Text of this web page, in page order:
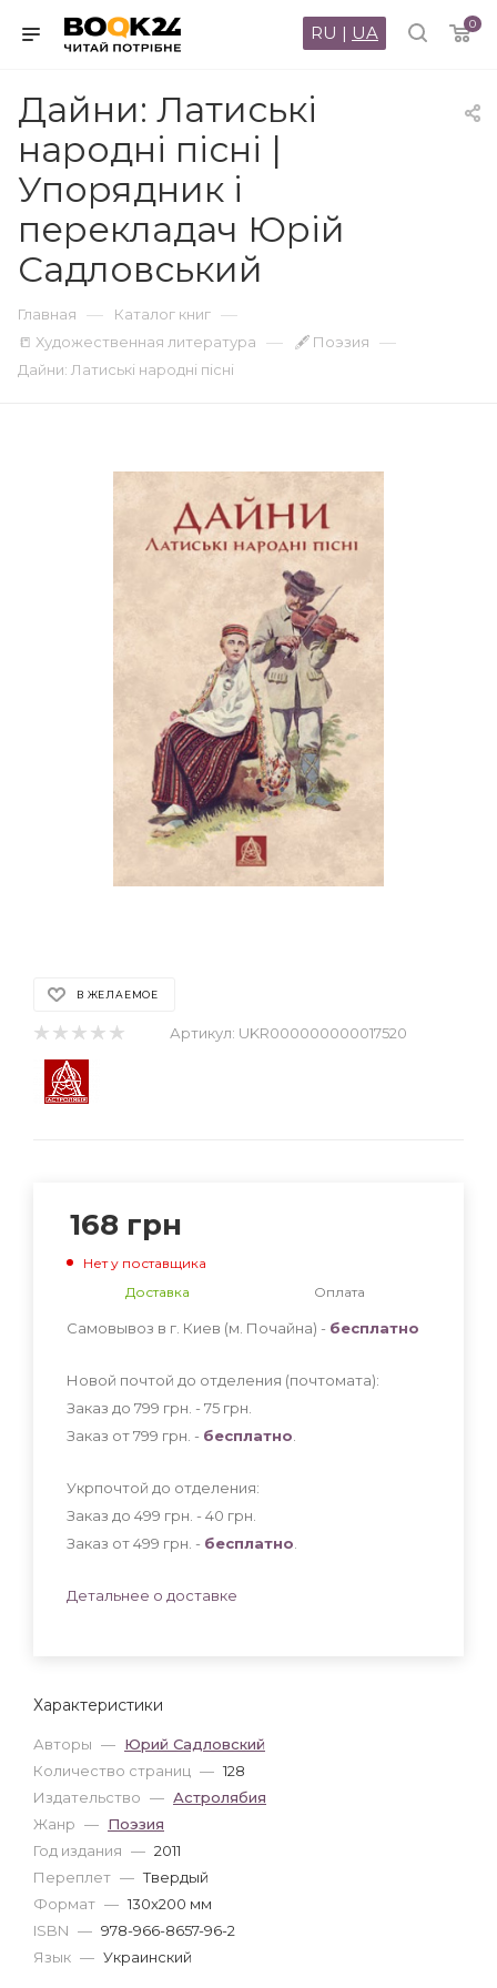
0
RU | UA
Дайни: Латиські
народні пісні |
Упорядник і
перекладач Юрій
Садловський
Главная — Каталог книг —
📒 Художественная литература — 🖋 Поэзия —
Дайни: Латиські народні пісні
В ЖЕЛАЕМОЕ
Артикул: UKR000000000017520
Характеристики
Авторы — Юрий Садловский
Количество страниц — 128
Издательство — Астролябия
Жанр — Поэзия
Год издания — 2011
Переплет — Твердый
Формат — 130x200 мм
ISBN — 978-966-8657-96-2
Язык — Украинский
168 грн
Нет у поставщика
Доставка
Оплата
Самовывоз в г. Киев (м. Почайна) - бесплатно
Новой почтой до отделения (почтомата):
Заказ до 799 грн. - 75 грн
Заказ от 799 грн. - бесплатно
Укрпочтой до отделения:
Заказ до 499 грн. - 40 грн
Заказ от 499 грн. - бесплатно
Детальнее о доставке